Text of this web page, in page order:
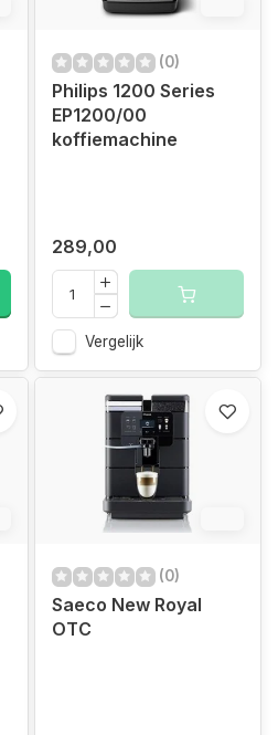
(0)
Philips 1200 Series
EP1200/00
koffiemachine
289,00
Vergelijk
(0)
Saeco New Royal
OTC